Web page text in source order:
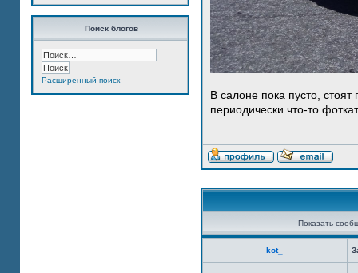
Поиск блогов
Расширенный поиск
В салоне пока пусто,
периодически что-то
Показать
kot_